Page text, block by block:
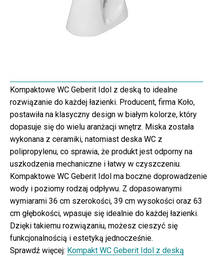
Kompaktowe WC Geberit Idol z deską to idealne
rozwiązanie do każdej łazienki. Producent, firma Koło,
postawiła na klasyczny design w białym kolorze, który
dopasuje się do wielu aranżacji wnętrz. Miska została
wykonana z ceramiki, natomiast deska WC z
polipropylenu, co sprawia, że produkt jest odporny na
uszkodzenia mechaniczne i łatwy w czyszczeniu.
Kompaktowe WC Geberit Idol ma boczne doprowadzenie
wody i poziomy rodzaj odpływu. Z dopasowanymi
wymiarami 36 cm szerokości, 39 cm wysokości oraz 63
cm głębokości, wpasuje się idealnie do każdej łazienki.
Dzięki takiemu rozwiązaniu, możesz cieszyć się
funkcjonalnością i estetyką jednocześnie.
Sprawdź więcej: Kompakt WC Geberit Idol z deską